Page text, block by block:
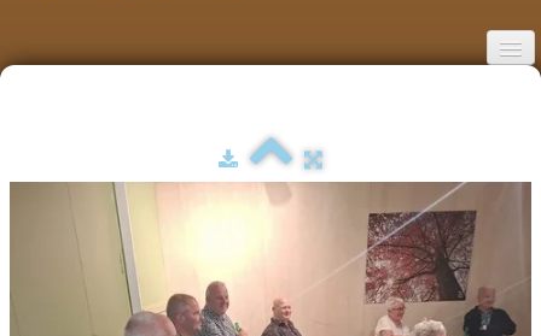
Activiteiten Agenda Meeden
Sport en cultuurweek 2026